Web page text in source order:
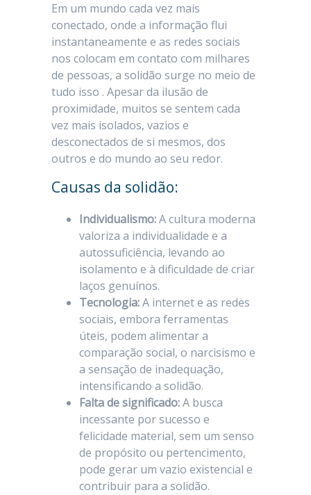
Em um mundo cada vez mais
conectado, onde a informação flui
instantaneamente e as redes sociais
nos colocam em contato com milhares
de pessoas, a solidão surge no meio de
tudo isso . Apesar da ilusão de
proximidade, muitos se sentem cada
vez mais isolados, vazios e
desconectados de si mesmos, dos
outros e do mundo ao seu redor.
Causas da solidão:
Individualismo:A cultura moderna
valoriza a individualidade e a
autossuficiência, levando ao
isolamento e à dificuldade de criar
laços genuínos.
Tecnologia:A internet e as redes
sociais, embora ferramentas
úteis, podem alimentar a
comparação social, o narcisismo e
a sensação de inadequação,
intensificando a solidão.
Falta de significado:A busca
incessante por sucesso e
felicidade material, sem um senso
de propósito ou pertencimento,
pode gerar um vazio existencial e
contribuir para a solidão.